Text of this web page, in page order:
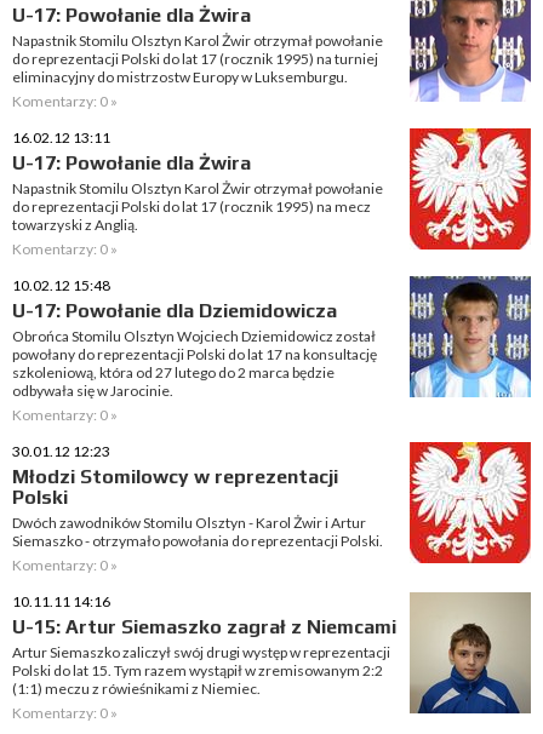
U-17: Powołanie dla Żwira
Napastnik Stomilu Olsztyn Karol Żwir otrzymał powołanie
do reprezentacji Polski do lat 17 (rocznik 1995) na turniej
eliminacyjny do mistrzostw Europy w Luksemburgu.
Komentarzy: 0 »
16.02.12 13:11
U-17: Powołanie dla Żwira
Napastnik Stomilu Olsztyn Karol Żwir otrzymał powołanie
do reprezentacji Polski do lat 17 (rocznik 1995) na mecz
towarzyski z Anglią.
Komentarzy: 0 »
10.02.12 15:48
U-17: Powołanie dla Dziemidowicza
Obrońca Stomilu Olsztyn Wojciech Dziemidowicz został
powołany do reprezentacji Polski do lat 17 na konsultację
szkoleniową, która od 27 lutego do 2 marca będzie
odbywała się w Jarocinie.
Komentarzy: 0 »
30.01.12 12:23
Młodzi Stomilowcy w reprezentacji
Polski
Dwóch zawodników Stomilu Olsztyn - Karol Żwir i Artur
Siemaszko - otrzymało powołania do reprezentacji Polski.
Komentarzy: 0 »
10.11.11 14:16
U-15: Artur Siemaszko zagrał z Niemcami
Artur Siemaszko zaliczył swój drugi występ w reprezentacji
Polski do lat 15. Tym razem wystąpił w zremisowanym 2:2
(1:1) meczu z rówieśnikami z Niemiec.
Komentarzy: 0 »